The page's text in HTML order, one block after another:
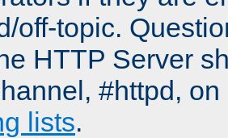
off-topic.
HTTP Server
#httpd,
lists.